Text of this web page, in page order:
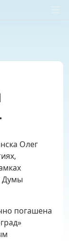
Олег
Думы
погашена